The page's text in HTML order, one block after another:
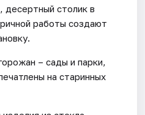
десертный столик в
работы создают
– сады и парки,
на старинных